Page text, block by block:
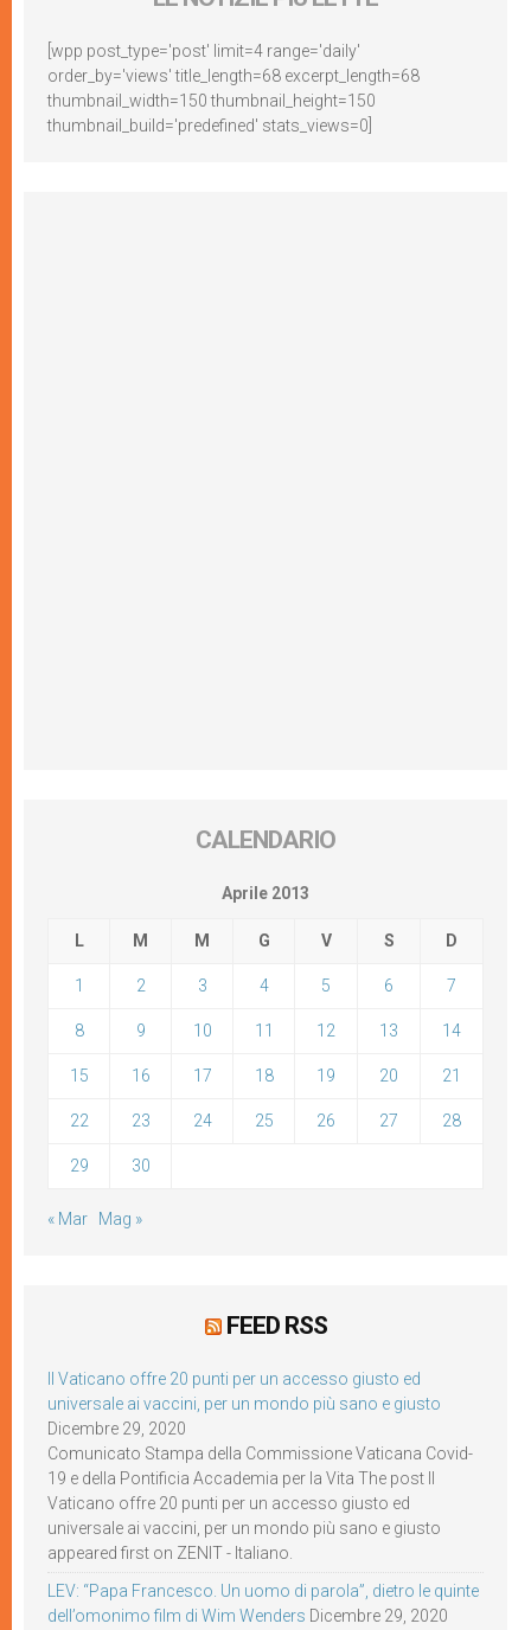
[wpp post_type='post' limit=4 range='daily'
order_by='views' title_length=68 excerpt_length=68
thumbnail_width=150 thumbnail_height=150
thumbnail_build='predefined' stats_views=0]
CALENDARIO
Aprile 2013
L M M G V S D
1 2 3 4 5 6 7
8 9 10 11 12 13 14
15 16 17 18 19 20 21
22 23 24 25 26 27 28
29 30
« Mar Mag »
FEED RSS
Il Vaticano offre 20 punti per un accesso giusto ed
universale ai vaccini, per un mondo più sano e giusto
Dicembre 29, 2020
Comunicato Stampa della Commissione Vaticana Covid-
19 e della Pontificia Accademia per la Vita The post Il
Vaticano offre 20 punti per un accesso giusto ed
universale ai vaccini, per un mondo più sano e giusto
appeared first on ZENIT - Italiano.
LEV: “Papa Francesco. Un uomo di parola”, dietro le quinte
dell’omonimo film di Wim Wenders Dicembre 29, 2020